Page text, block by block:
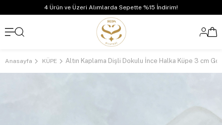
4 Ürün ve Üzeri Alımlarda Sepette %15 İndirim!
Anasayfa KÜPE Altın Kaplama Dişli Dokulu İnce Halka Küpe 3 cm